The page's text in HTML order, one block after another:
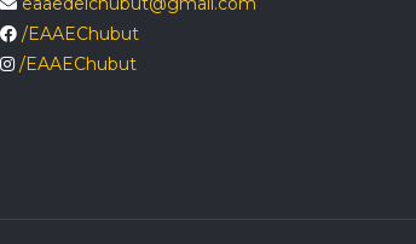
/EAAEChubut
/EAAEChubut